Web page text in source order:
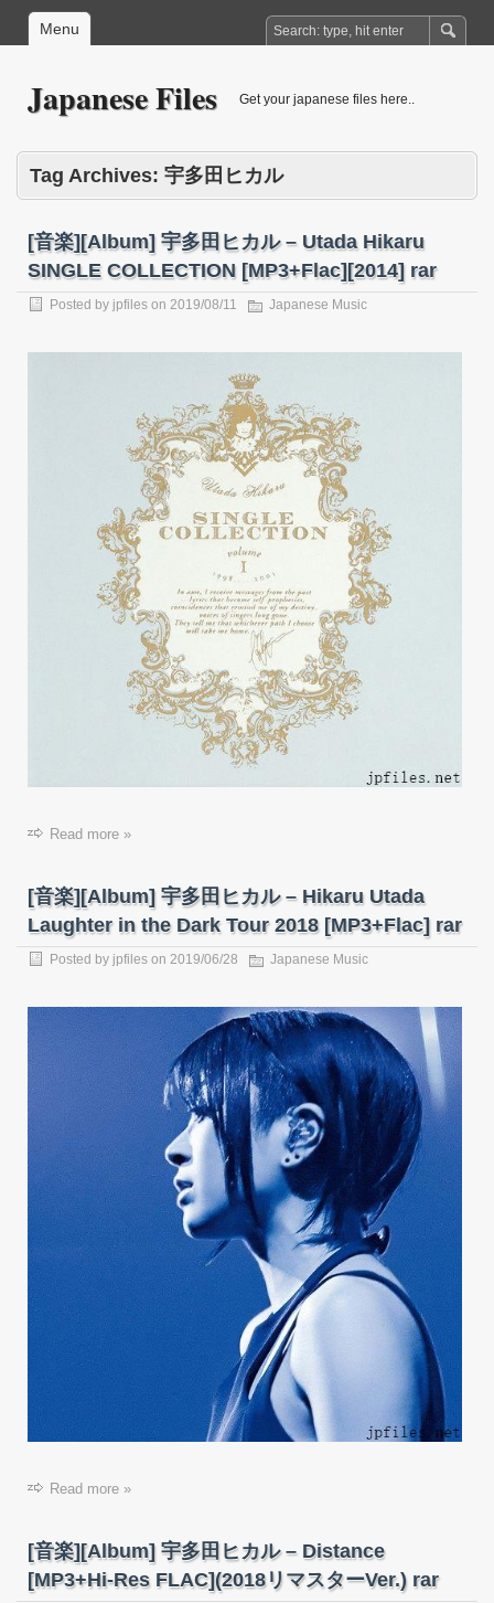
Menu
Japanese Files Get your japanese files here..
Tag Archives: 宇多田ヒカル
[音楽][Album] 宇多田ヒカル – Utada Hikaru
SINGLE COLLECTION [MP3+Flac][2014] rar
Posted by jpfiles on 2019/08/11 Japanese Music
Read more »
[音楽][Album] 宇多田ヒカル – Hikaru Utada
Laughter in the Dark Tour 2018 [MP3+Flac] rar
Posted by jpfiles on 2019/06/28 Japanese Music
Read more »
[音楽][Album] 宇多田ヒカル – Distance
[MP3+Hi-Res FLAC](2018リマスターVer.) rar